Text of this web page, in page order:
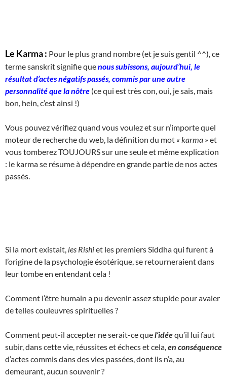
Le Karma : Pour le plus grand nombre (et je suis gentil ^^), ce
terme sanskrit signifie quenous subissons, aujourd’hui, le
résultat d’actes négatifs passés, commis par une autre
personnalité que la nôtre (ce qui est très con, oui, je sais, mais
bon, hein, c’est ainsi !)
Vous pouvez vérifiez quand vous voulez et sur n’importe quel
moteur de recherche du web, la définition du mot « karma » et
vous tomberez TOUJOURS sur une seule et même explication
: le karma se résume à dépendre en grande partie de nos actes
passés.
Si la mort existait, les Rishiet les premiers Siddha qui furent à
l’origine de la psychologie ésotérique, se retourneraient dans
leur tombe en entendant cela !
Comment l’être humain a pu devenir assez stupide pour avaler
de telles couleuvres spirituelles ?
Comment peut-il accepter ne serait-ce quel’idéequ’il lui faut
subir, dans cette vie, réussites et échecs et cela, en conséquence
d’actes commis dans des vies passées, dont ils n’a, au
demeurant, aucun souvenir ?